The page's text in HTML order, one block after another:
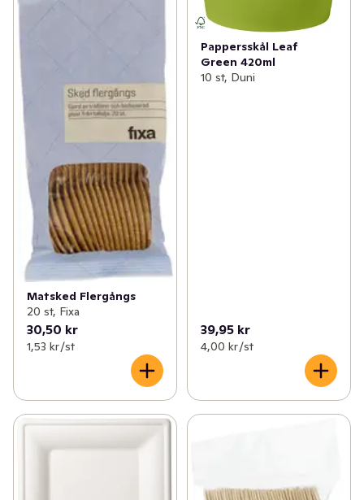
Matsked Flergångs
20 st, Fixa
30,50 kr
1,53 kr /st
Pappersskål Leaf
Green 420ml
10 st, Duni
39,95 kr
4,00 kr /st